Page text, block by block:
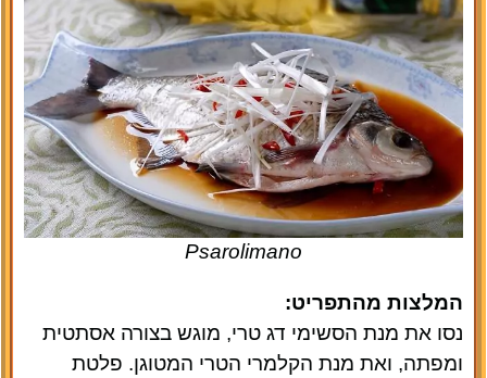
Psarolimano
המלצות מהתפריט:
נסו את מנת הסשימי דג טרי, מוגש בצורה אסתטית
ומפתה, ואת מנת הקלמרי הטרי המטוגן. פלטת